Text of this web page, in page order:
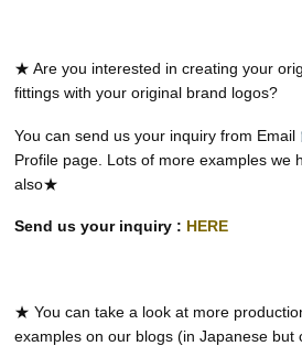
★ Are you interested in creating your
fittings with your original brand logos?
You can send us your inquiry from Email
Profile page. Lots of more examples we
also★
Send us your inquiry : HERE
★ You can take a look at more
examples on our blogs (in Japanese but